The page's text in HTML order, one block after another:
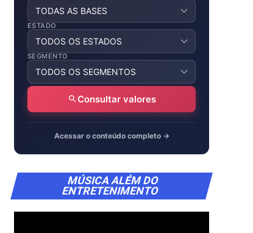
ESTADO
SEGMENTO
Consultar valores
Acessar o conteúdo completo →
MÚSICA ALÉM DO
ENTRETENIMENTO
Tocador
de